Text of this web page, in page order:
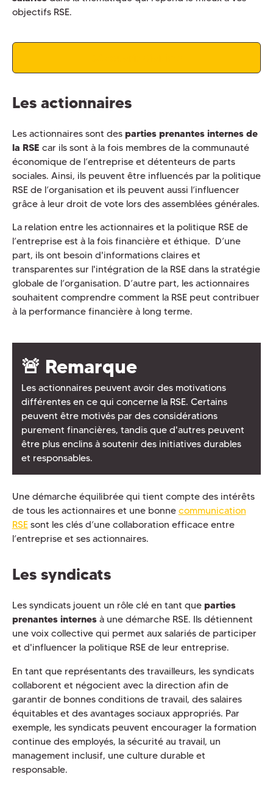
objectifs RSE.
Les actionnaires
Les actionnaires sont des parties prenantes internes de
la RSE car ils sont à la fois membres de la communauté
économique de l’entreprise et détenteurs de parts
sociales. Ainsi, ils peuvent être influencés par la politique
RSE de l’organisation et ils peuvent aussi l’influencer
grâce à leur droit de vote lors des assemblées générales.
La relation entre les actionnaires et la politique RSE de
l’entreprise est à la fois financière et éthique. D’une
part, ils ont besoin d'informations claires et
transparentes sur l'intégration de la RSE dans la stratégie
globale de l’organisation. D’autre part, les actionnaires
souhaitent comprendre comment la RSE peut contribuer
à la performance financière à long terme.
🚨 Remarque
Les actionnaires peuvent avoir des motivations
différentes en ce qui concerne la RSE. Certains
peuvent être motivés par des considérations
purement financières, tandis que d'autres peuvent
être plus enclins à soutenir des initiatives durables
et responsables.
Une démarche équilibrée qui tient compte des intérêts
de tous les actionnaires et une bonne communication
RSEsont les clés d’une collaboration efficace entre
l’entreprise et ses actionnaires.
Les syndicats
Les syndicats jouent un rôle clé en tant que parties
prenantes internesà une démarche RSE. Ils détiennent
une voix collective qui permet aux salariés de participer
et d'influencer la politique RSE de leur entreprise.
En tant que représentants des travailleurs, les syndicats
collaborent et négocient avec la direction afin de
garantir de bonnes conditions de travail, des salaires
équitables et des avantages sociaux appropriés. Par
exemple, les syndicats peuvent encourager la formation
continue des employés, la sécurité au travail, un
management inclusif, une culture durable et
responsable.